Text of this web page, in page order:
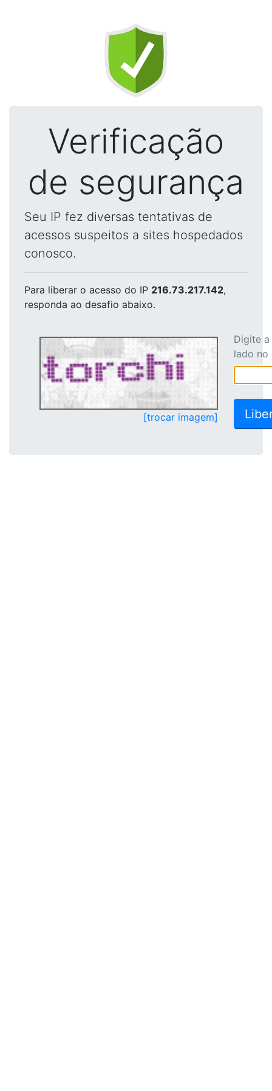
Verificação
de segurança
Seu IP fez diversas tentativas de
acessos suspeitos a sites hospedados
conosco.
Para liberar o acesso do IP 216.73.217.142,
responda ao desafio abaixo.
[trocar imagem]
Digite
lado no